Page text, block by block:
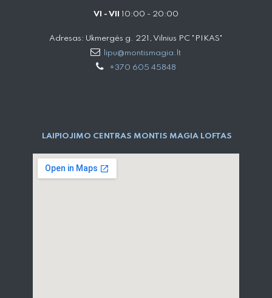
VI - VII 10:00 - 20:00
Adresas: Ukmergės g. 221, Vilnius PC "PIKAS"
lipu@montismagia.lt
+370 605 45848
LAIPIOJIMO CENTRAS MONTIS MAGIA LOFTAS